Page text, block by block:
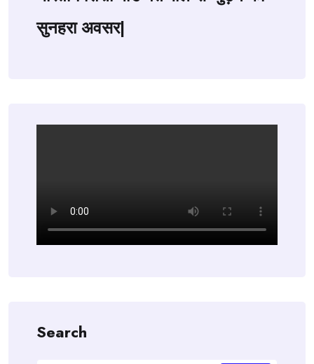
सुनहरा अवसर|
Search